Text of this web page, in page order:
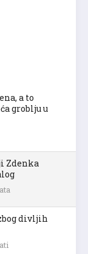
a to
groblju u
Zdenka
divljih